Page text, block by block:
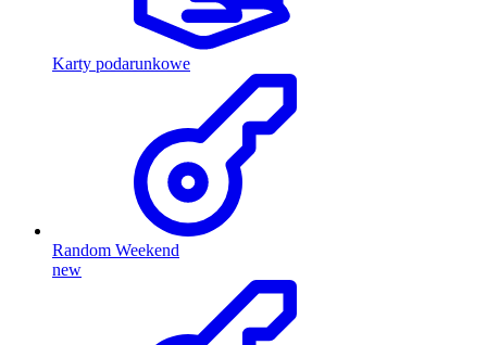
Karty podarunkowe
Random Weekend
new